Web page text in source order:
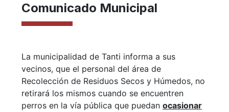
Comunicado Municipal
La municipalidad de Tanti informa a sus
vecinos, que el personal del área de
Recolección de Residuos Secos y Húmedos, no
retirará los mismos cuando se encuentren
perros en la vía pública que puedan ocasionar